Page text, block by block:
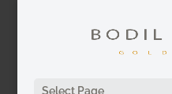
Select Page